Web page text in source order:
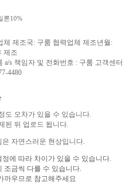
론10%
체 제조국: 구룸 협력업체 제조년월 :
제조
a/s 책임자 및 전화번호 : 구룸 고객센터
4480
도 오차가 있을 수 있습니다.
된 뒤 업로드 됩니다.
자연스러운 현상입니다.
에 따라 차이가 있을 수 있습니다.
조금씩 다를 수 있습니다.
까우므로 참고해주세요